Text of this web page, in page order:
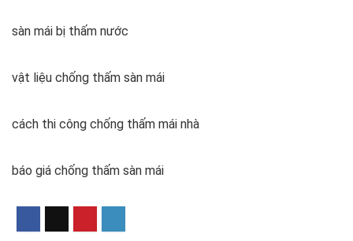
sàn mái bị thấm nước
vật liệu chống thấm sàn mái
cách thi công chống thấm mái nhà
báo giá chống thấm sàn mái